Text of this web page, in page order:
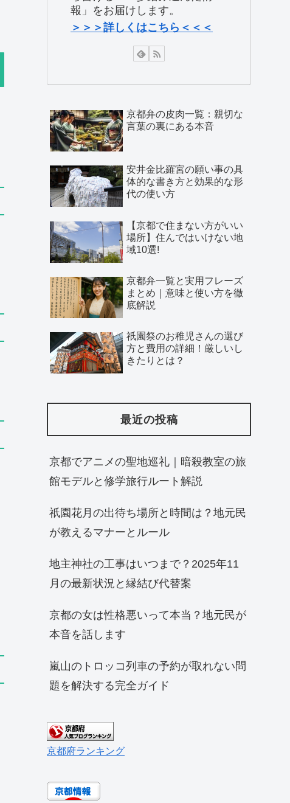
報」をお届けします。
＞＞＞詳しくはこちら＜＜＜
京都弁の皮肉一覧：親切な
言葉の裏にある本音
安井金比羅宮の願い事の具
体的な書き方と効果的な形
代の使い方
【京都で住まない方がいい
場所】住んではいけない地
域10選!
京都弁一覧と実用フレーズ
まとめ｜意味と使い方を徹
底解説
祇園祭のお稚児さんの選び
方と費用の詳細！厳しいし
きたりとは？
最近の投稿
京都でアニメの聖地巡礼｜暗殺教室の旅
館モデルと修学旅行ルート解説
祇園花月の出待ち場所と時間は？地元民
が教えるマナーとルール
地主神社の工事はいつまで？2025年11
月の最新状況と縁結び代替案
京都の女は性格悪いって本当？地元民が
本音を話します
嵐山のトロッコ列車の予約が取れない問
題を解決する完全ガイド
京都府ランキング